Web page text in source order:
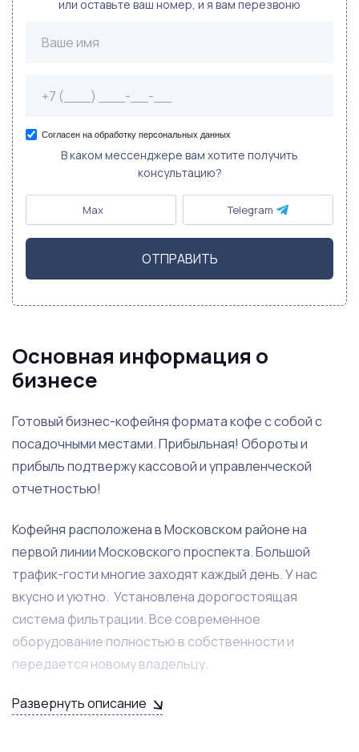
или оставьте ваш номер, и я вам перезвоню
Согласен на обработку персональных данных
В каком мессенджере вам хотите получить
консультацию?
Max Telegram
ОТПРАВИТЬ
Основная информация о
бизнесе
Готовый бизнес-кофейня формата кофе с собой с
посадочными местами. Прибыльная! Обороты и
прибыль подтвержу кассовой и управленческой
отчетностью!
Кофейня расположена в Московском районе на
первой линии Московского проспекта. Большой
трафик-гости многие заходят каждый день. У нас
вкусно и уютно. Установлена дорогостоящая
система фильтрации. Все современное
оборудование полностью в собственности и
передается новому владельцу.
Кофемашина, кофемолки, три холодильника, витрина,
Развернуть описание